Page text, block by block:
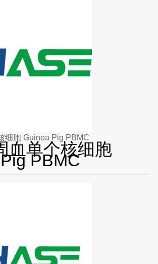
细胞 Guinea Pig PBMC
血单个核细胞
PBMC